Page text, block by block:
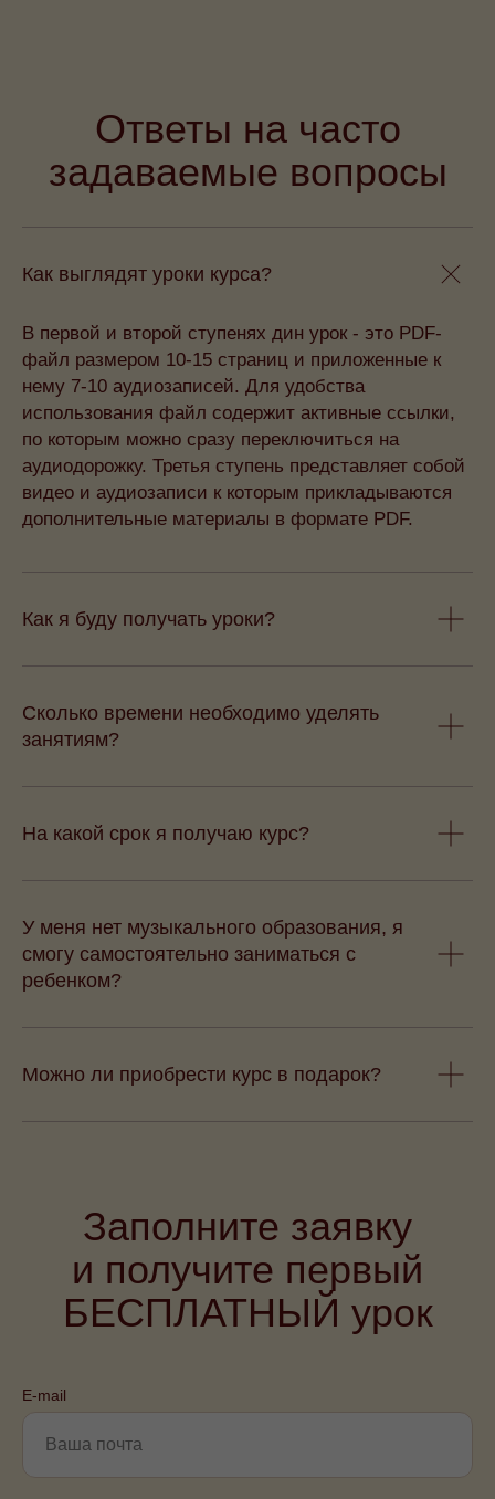
Ответы на часто
задаваемые вопросы
Как выглядят уроки курса?
В первой и второй ступенях дин урок - это PDF-
файл размером 10-15 страниц и приложенные к
нему 7-10 аудиозаписей. Для удобства
использования файл содержит активные ссылки,
по которым можно сразу переключиться на
аудиодорожку. Третья ступень представляет собой
видео и аудиозаписи к которым прикладываются
дополнительные материалы в формате PDF.
Как я буду получать уроки?
Сколько времени необходимо уделять
занятиям?
На какой срок я получаю курс?
У меня нет музыкального образования, я
смогу самостоятельно заниматься с
ребенком?
Можно ли приобрести курс в подарок?
Заполните заявку
и получите первый
БЕСПЛАТНЫЙ урок
E-mail